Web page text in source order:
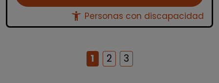
accessibility_new Personas con discapacidad
1 2 3